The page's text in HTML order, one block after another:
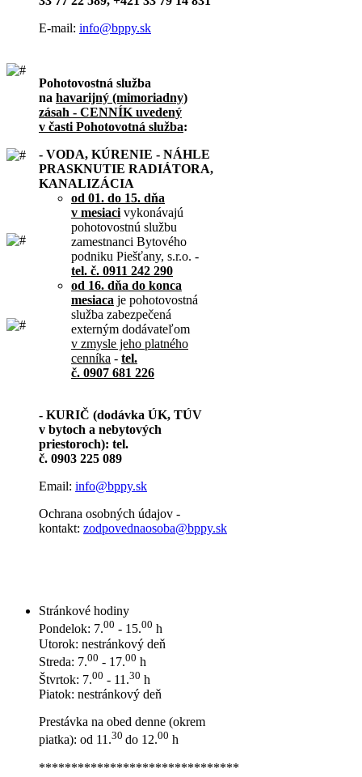
E-mail: info@bppy.sk
Pohotovostná služba
na havarijný (mimoriadny)
zásah - CENNÍK uvedený
v časti Pohotovotná služba:
- VODA, KÚRENIE - NÁHLE
PRASKNUTIE RADIÁTORA,
KANALIZÁCIA
od 01. do 15. dňa
v mesiaci vykonávajú
pohotovostnú službu
zamestnanci Bytového
podniku Piešťany, s.r.o. -
tel. č. 0911 242 290
od 16. dňa do konca
mesiaca je pohotovostná
služba zabezpečená
externým dodávateľom
v zmysle jeho platného
cenníka - tel.
č. 0907 681 226
- KURIČ (dodávka ÚK, TÚV
v bytoch a nebytových
priestoroch): tel.
č. 0903 225 089
Email: info@bppy.sk
Ochrana osobných údajov -
kontakt: zodpovednaosoba@bppy.sk
Stránkové hodiny
Pondelok: 7.00 - 15.00 h
Utorok: nestránkový deň
Streda: 7.00 - 17.00 h
Štvrtok: 7.00 - 11.30 h
Piatok: nestránkový deň
Prestávka na obed denne (okrem
piatka): od 11.30 do 12.00 h
*******************************